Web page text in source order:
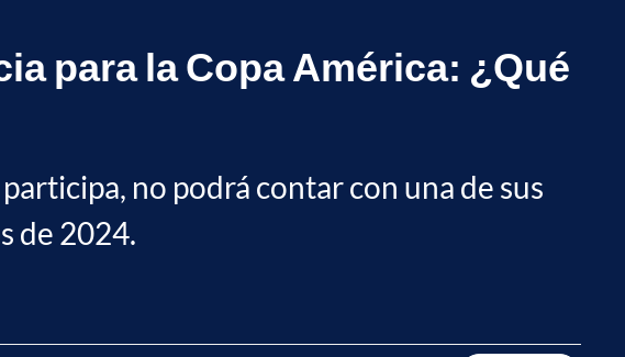
para la Copa América: ¿Qué
no podrá contar con una de sus
de 2024.